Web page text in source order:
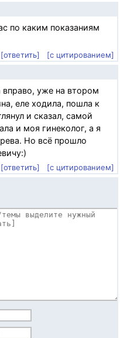
по каким показаниям
[ответить] [с цитированием]
уже на втором
еле ходила, пошла к
и сказал, самой
и моя гинеколог, а я
Но всё прошло
[ответить]
[с цитированием]